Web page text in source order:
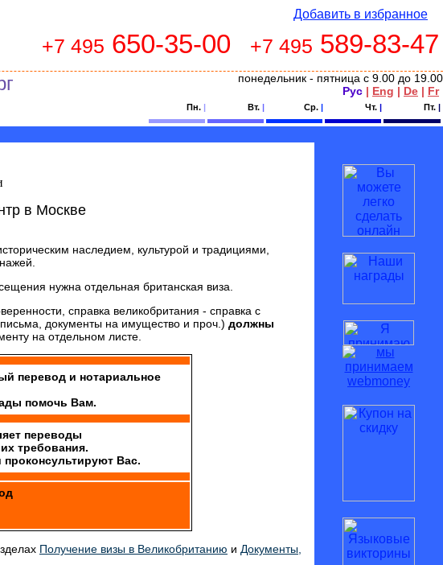
Добавить в избранное
+7 495 650-35-00 +7 495 589-83-47
понедельник - пятница с 9.00 до 19.00
Рус | Eng | De | Fr
Пн. | Вт. | Ср. | Чт. | Пт. |
в Москве
наследием, культурой и традициями,
нужна отдельная британская виза.
справка великобритания - справка с
документы на имущество и проч.) должны
на отдельном листе.
перевод и нотариальное
помочь Вам.
переводы
требования.
Вас.
Получение визы в Великобританию и Документы,